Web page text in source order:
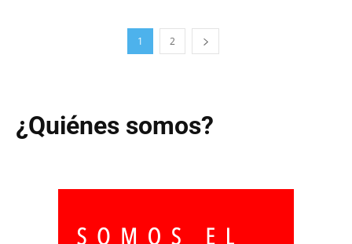
1 2
¿Quiénes somos?